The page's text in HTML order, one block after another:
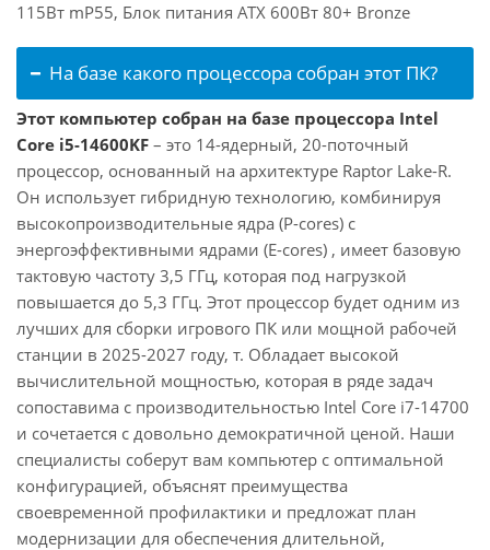
115Вт mP55, Блок питания ATX 600Вт 80+ Bronze
На базе какого процессора собран этот ПК?
Этот компьютер собран на базе процессора Intel
Core i5-14600KF – это 14-ядерный, 20-поточный
процессор, основанный на архитектуре Raptor Lake-R.
Он использует гибридную технологию, комбинируя
высокопроизводительные ядра (P-cores) с
энергоэффективными ядрами (E-cores) , имеет базовую
тактовую частоту 3,5 ГГц, которая под нагрузкой
повышается до 5,3 ГГц. Этот процессор будет одним из
лучших для сборки игрового ПК или мощной рабочей
станции в 2025-2027 году, т. Обладает высокой
вычислительной мощностью, которая в ряде задач
сопоставима с производительностью Intel Core i7-14700
и сочетается с довольно демократичной ценой. Наши
специалисты соберут вам компьютер с оптимальной
конфигурацией, объяснят преимущества
своевременной профилактики и предложат план
модернизации для обеспечения длительной,